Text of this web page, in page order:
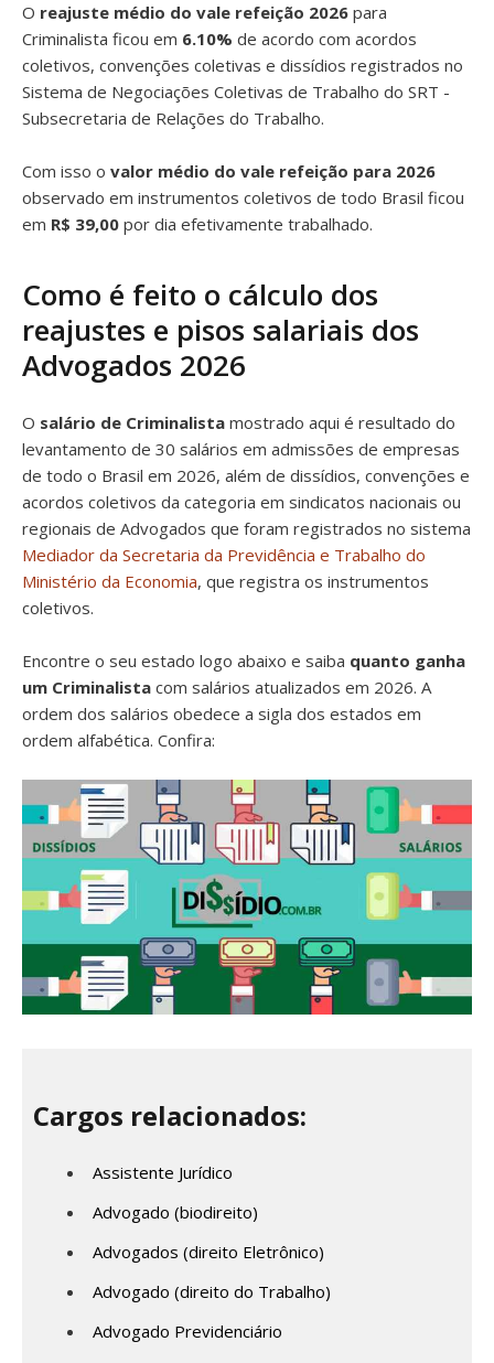
O reajuste médio do vale refeição 2026 para
Criminalista ficou em 6.10% de acordo com acordos
coletivos, convenções coletivas e dissídios registrados no
Sistema de Negociações Coletivas de Trabalho do SRT -
Subsecretaria de Relações do Trabalho.
Com isso o valor médio do vale refeição para 2026
observado em instrumentos coletivos de todo Brasil ficou
em R$ 39,00 por dia efetivamente trabalhado.
Como é feito o cálculo dos
reajustes e pisos salariais dos
Advogados 2026
O salário de Criminalista mostrado aqui é resultado do
levantamento de 30 salários em admissões de empresas
de todo o Brasil em 2026, além de dissídios, convenções e
acordos coletivos da categoria em sindicatos nacionais ou
regionais de Advogados que foram registrados no sistema
Mediador da Secretaria da Previdência e Trabalho do
Ministério da Economia, que registra os instrumentos
coletivos.
Encontre o seu estado logo abaixo e saiba quanto ganha
um Criminalista com salários atualizados em 2026. A
ordem dos salários obedece a sigla dos estados em
ordem alfabética. Confira:
Cargos relacionados:
Assistente Jurídico
Advogado (biodireito)
Advogados (direito Eletrônico)
Advogado (direito do Trabalho)
Advogado Previdenciário